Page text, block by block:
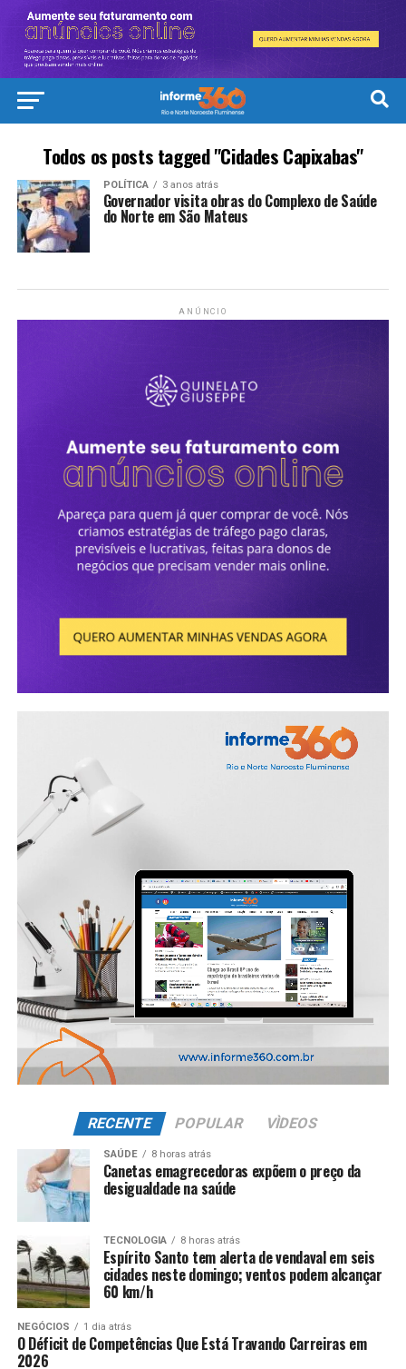
Todos os posts tagged "Cidades Capixabas"
POLÍTICA 3 anos atrás
Governador visita obras do Complexo de Saúde
do Norte em São Mateus
ANÚNCIO
RECENTE POPULAR VÌDEOS
SAÚDE 8 horas atrás
Canetas emagrecedoras expõem o preço da
desigualdade na saúde
TECNOLOGIA 8 horas atrás
Espírito Santo tem alerta de vendaval em seis
cidades neste domingo; ventos podem alcançar
60 km/h
NEGÓCIOS 1 dia atrás
O Déficit de Competências Que Está Travando Carreiras em
2026